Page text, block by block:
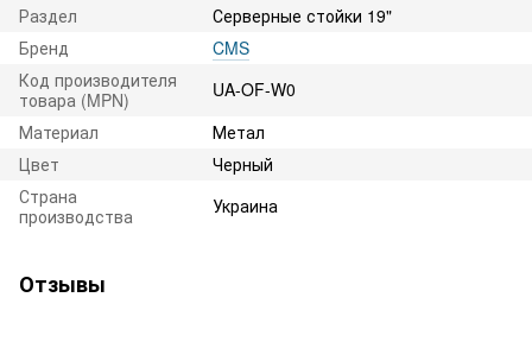
Раздел
Серверные стойки 19"
Бренд
CMS
Код производителя
товара (MPN)
UA-OF-W0
Материал
Метал
Цвет
Черный
Страна
производства
Украина
Отзывы